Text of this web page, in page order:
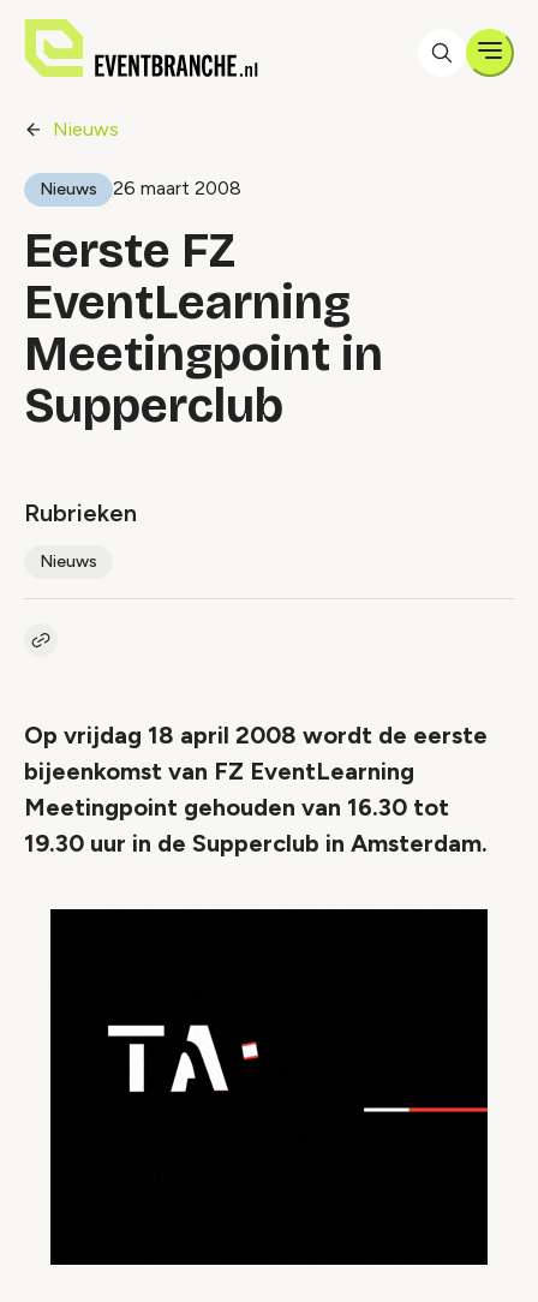
Nieuws
Nieuws 26 maart 2008
Eerste FZ
EventLearning
Meetingpoint in
Supperclub
Rubrieken
Nieuws
Kopieer link naar artikel
Op vrijdag 18 april 2008 wordt de eerste
bijeenkomst van FZ EventLearning
Meetingpoint gehouden van 16.30 tot
19.30 uur in de Supperclub in Amsterdam.